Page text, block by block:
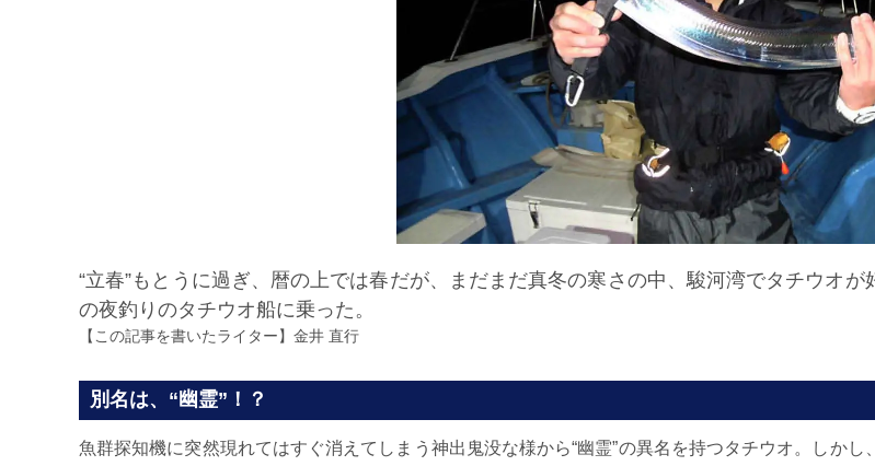
“立春”もとうに過ぎ、暦の上では春だが、まだまだ真冬の寒さの中、駿河湾でタチウオ
の夜釣りのタチウオ船に乗った。
【この記事を書いたライター】 金井 直行
別名は、“幽霊”！？
魚群探知機に突然現れてはすぐ消えてしまう神出鬼没な様から“幽霊”の異名を持つタチウオ。しか